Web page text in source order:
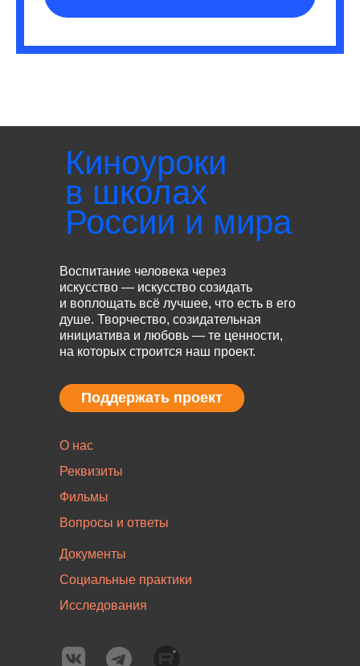
Киноуроки
в школах
России и мира
Воспитание человека через
искусство — искусство созидать
и воплощать всё лучшее, что есть в его
душе. Творчество, созидательная
инициатива и любовь — те ценности,
на которых строится наш проект.
Документы
Социальные практики
Исследования
О нас
Реквизиты
Фильмы
Вопросы и ответы
Поддержать проект
Поддержать проект